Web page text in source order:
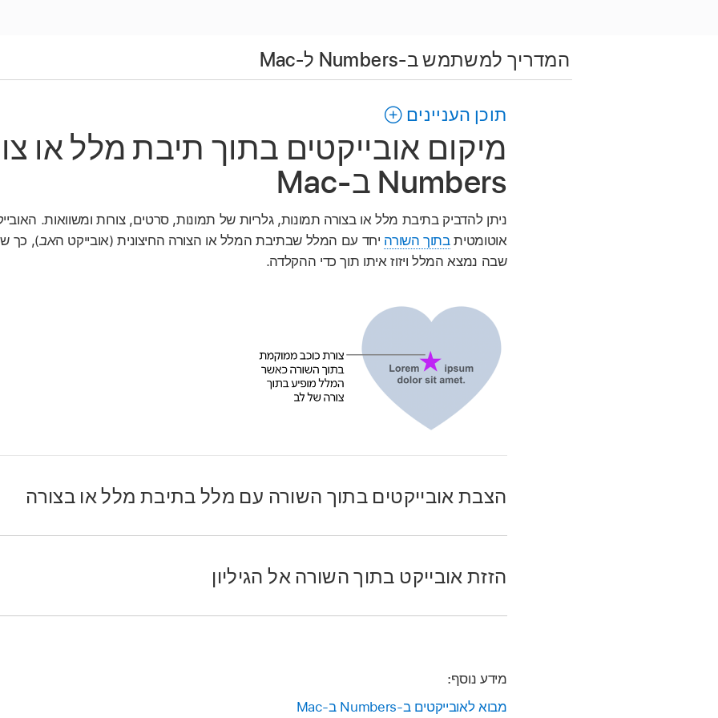
המדריך למשתמש ב-Numbers ל-Mac
תוכן העניינים
מיקום אובייקטים בתוך תיבת מלל או
Numbers ב-Mac
ניתן להדביק בתיבת מלל או בצורה תמונות, גלריות של תמונות, סרטים, צורות ומשוואות.
אוטומטיתבתוך השורה יחד עם המלל שבתיבת המלל או הצורה החיצונית (אובייקט האב), כך
שבה נמצא המלל ויזוז איתו תוך כדי ההקלדה.
הצבת אובייקטים בתוך השורה עם מלל בתיבת מלל או בצורה
אם טרם הוספת בגיליון תיבת מלל או צורה, או טרם הוספת את האובייקט שברצונך להדביק
האובייקטים בסרגל הכליםכדי להוסיף את האובייקטים שאיתם ברצונך לעבוד.
אם האובייקט נמצא בגיליון, לחץ/י כדי לבחור אותו; אם הוא בתוך השורה עם מלל, לחץ/י
לחץ/י פעמיים על תיבת המלל או הצורה שבהן ברצונך להדביק את האובייקט כך שנקודת
הזזת אובייקט בתוך השורה אל הגיליון
לחץ/י פעמיים על האובייקט בתוך השורה על-מנת לבחור אותו.
מידע נוסף:
מבוא לאובייקטים ב-Numbers ב-Mac